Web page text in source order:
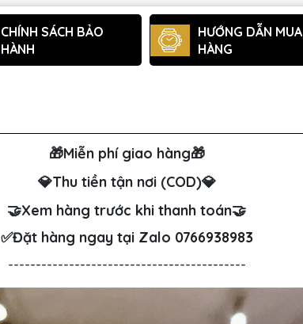
CHÍNH SÁCH BẢO
HÀNH
HƯỚNG DẪN MUA
HÀNG
🎁Miễn phí giao hàng🎁
💎Thu tiền tận nơi (COD)💎
🤝Xem hàng trước khi thanh toán🤝
✅Đặt hàng ngay tại Zalo 0766938983
-------------------------------------------